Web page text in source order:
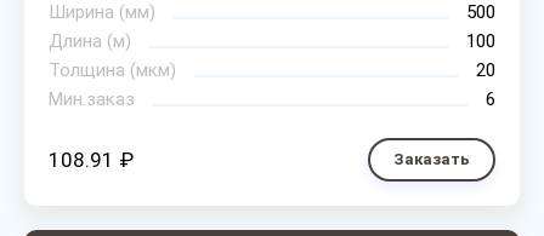
Ширина (мм)
500
Длина (м)
100
Толщина (мкм)
20
Мин.заказ
6
108.91 ₽ Заказать